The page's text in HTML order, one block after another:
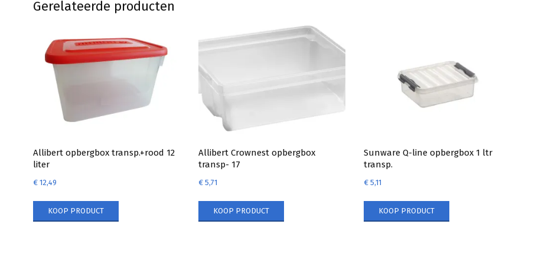
Gerelateerde producten
Allibert opbergbox transp.+rood 12
liter
€ 12,49
KOOP PRODUCT
Allibert Crownest opbergbox
transp- 17
€5,71
KOOP PRODUCT
Sunware Q-line opbergbox 1 ltr
transp.
€5,11
KOOP PRODUCT